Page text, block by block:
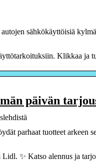
sähkökäyttöisiä
Klikkaa ja
päivän
parhaat tuotteet arkeen
✨ Katso alennus ja